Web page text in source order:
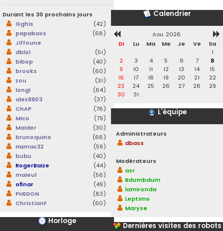
Durant les 30 prochains jours
Gghis
(42)
papabass
(68)
Jiffoune
dblol
(51)
bibop
(40)
brooks
(60)
zou
(31)
longi
(64)
alex8903
(37)
ChAP
(76)
Mico
(79)
Maider
(30)
brunoquino
(66)
Hamac32
(59)
bubu
(40)
RogerBaize
(44)
maieul
(56)
ofinar
(49)
PHEDON
(83)
ChristianF
(60)
Horloge
Calendrier
Aou. 2026
Di
Lu Ma Me Je Ve
Sa
1
2
3 4 5 6 7
8
9
10 11 12 13 14
15
16
17 18 19 20 21
22
23
24 25 26 27 28
29
30
31
L’équipe
Administrateurs
dbass
Modérateurs
asr
Bdumbdum
lamironda
Leptimo
Maryse
Dernières visites des robots